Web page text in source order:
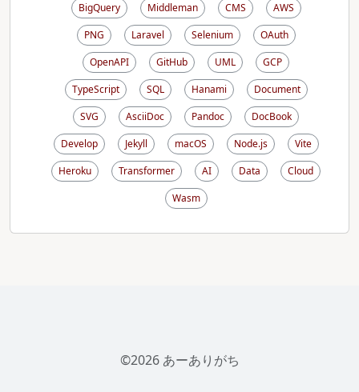
BigQuery
Middleman CMS
AWS
PNG
Laravel Selenium
OAuth
OpenAPI
GitHub UML
GCP
TypeScript
SQL Hanami
Document
SVG
AsciiDoc Pandoc
DocBook
Develop
Jekyll macOS Node.js
Vite
Heroku
Transformer AI Data
Cloud
Wasm
©2026 あーありがち